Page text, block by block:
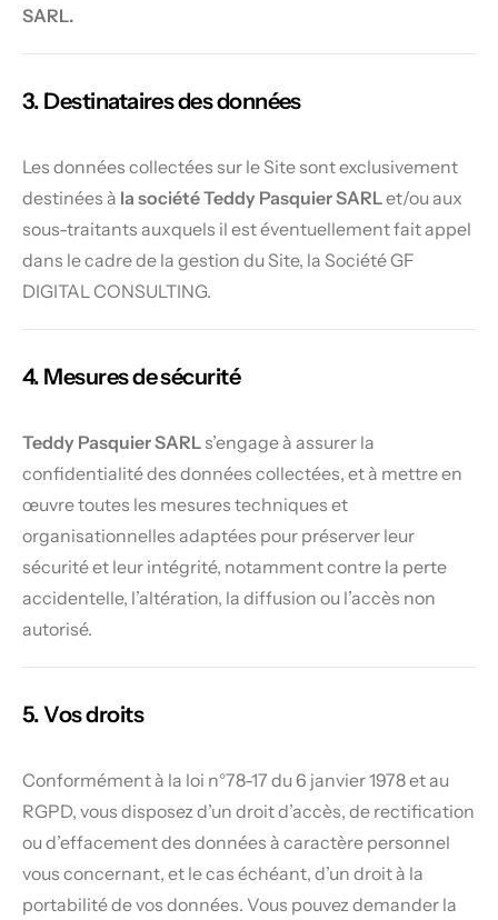
SARL.
3. Destinataires des données
Les données collectées sur le Site sont exclusivement
destinées à la société Teddy Pasquier SARLet/ou aux
sous-traitants auxquels il est éventuellement fait appel
dans le cadre de la gestion du Site, la Société GF
DIGITAL CONSULTING.
4. Mesures de sécurité
Teddy Pasquier SARL s’engage à assurer la
confidentialité des données collectées, et à mettre en
œuvre toutes les mesures techniques et
organisationnelles adaptées pour préserver leur
sécurité et leur intégrité, notamment contre la perte
accidentelle, l’altération, la diffusion ou l’accès non
autorisé.
5. Vos droits
Conformément à la loi n°78-17 du 6 janvier 1978 et au
RGPD, vous disposez d’un droit d’accès, de rectification
ou d’effacement des données à caractère personnel
vous concernant, et le cas échéant, d’un droit à la
portabilité de vos données. Vous pouvez demander la